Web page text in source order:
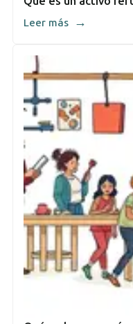
Leer más →